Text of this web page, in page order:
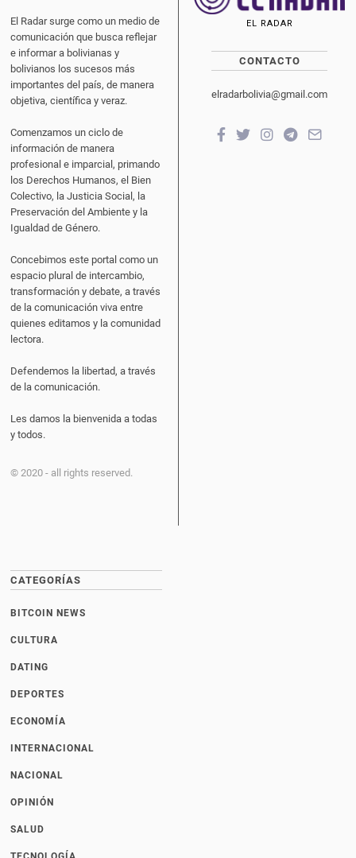
El Radar surge como un medio de
comunicación que busca reflejar
e informar a bolivianas y
bolivianos los sucesos más
importantes del país, de manera
objetiva, científica y veraz.
Comenzamos un ciclo de
información de manera
profesional e imparcial, primando
los Derechos Humanos, el Bien
Colectivo, la Justicia Social, la
Preservación del Ambiente y la
Igualdad de Género.
Concebimos este portal como un
espacio plural de intercambio,
transformación y debate, a través
de la comunicación viva entre
quienes editamos y la comunidad
lectora.
Defendemos la libertad, a través
de la comunicación.
Les damos la bienvenida a todas
y todos.
© 2020 - all rights reserved.
EL RADAR
CONTACTO
elradarbolivia@gmail.com
CATEGORÍAS
BITCOIN NEWS
CULTURA
DATING
DEPORTES
ECONOMÍA
INTERNACIONAL
NACIONAL
OPINIÓN
SALUD